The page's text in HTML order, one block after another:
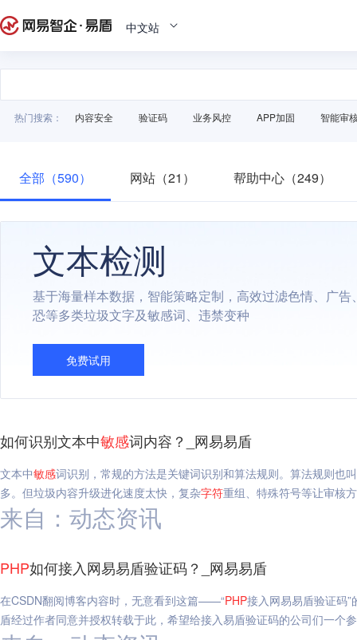
中文站
热门搜索： 内容安全 验证码 业务风控 APP加固 智能审
全部（590） 网站（21） 帮助中心（249）
文本检测
基于海量样本数据，智能策略定制，高效过滤色情、广告
恐等多类垃圾文字及敏感词、违禁变种
免费试用
如何识别文本中敏感词内容？_网易易盾
文本中敏感词识别，常规的方法是关键词识别和算法规则。算法规则也
多。但垃圾内容升级进化速度太快，复杂字符重组、特殊符号等让审核
来自：动态资讯
PHP如何接入网易易盾验证码？_网易易盾
在CSDN翻阅博客内容时，无意看到这篇——“PHP接入网易易盾验证码
盾经过作者同意并授权转载于此，希望给接入易盾验证码的公司们一个